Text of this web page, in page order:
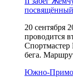
20 сентября
проводится
бега.
Южно-